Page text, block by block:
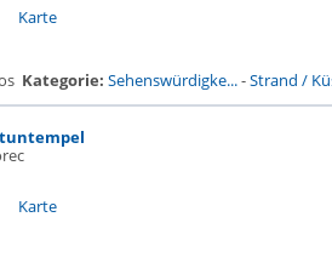
Karte
Kategorie: Sehenswürdigke...-Strand /
Karte